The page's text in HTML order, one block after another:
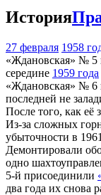
История
27 февраля 1958
«Ждановская» № 5
середине 1959 года
«Ждановская» № 6
последней не
После того, как её
Из-за сложных
убыточности в
Демонтировали
одно
5-й присоединили
два года их снова